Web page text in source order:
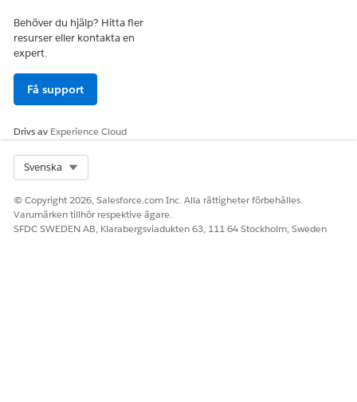
Behöver du hjälp? Hitta fler
resurser eller kontakta en
expert.
Få support
Drivs av Experience Cloud
Svenska
© Copyright 2026, Salesforce.com Inc. Alla rättigheter förbehålles.
Varumärken tillhör respektive ägare.
SFDC SWEDEN AB, Klarabergsviadukten 63, 111 64 Stockholm, Sweden